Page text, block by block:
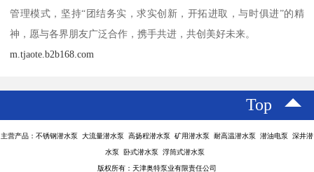
管理模式，坚持“团结务实，求实创新，开拓进取，与时俱进”的精
神，愿与各界朋友广泛合作，携手共进，共创美好未来。
m.tjaote.b2b168.com
Top
主营产品：不锈钢潜水泵 大流量潜水泵 高扬程潜水泵 矿用潜水泵 耐高温潜水泵 潜油电泵 深井潜
水泵 卧式潜水泵 浮筒式潜水泵
版权所有：天津奥特泵业有限责任公司